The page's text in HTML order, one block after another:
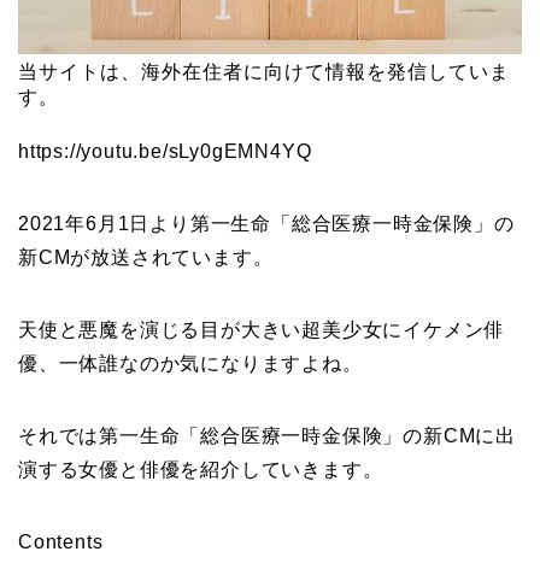
当サイトは、海外在住者に向けて情報を発信していま
す。
https://youtu.be/sLy0gEMN4YQ
2021年6月1日より第一生命「総合医療一時金保険」の
新CMが放送されています。
天使と悪魔を演じる目が大きい超美少女にイケメン俳
優、一体誰なのか気になりますよね。
それでは第一生命「総合医療一時金保険」の新CMに出
演する女優と俳優を紹介していきます。
Contents